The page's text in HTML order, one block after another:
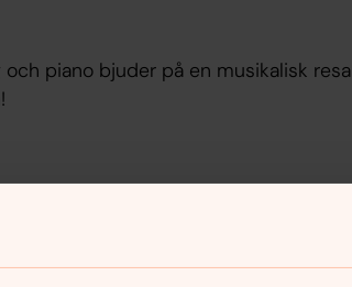
piano bjuder på en musikalisk resa
bjuder på ett varierat
Robert Schumann, Fredric Chopin